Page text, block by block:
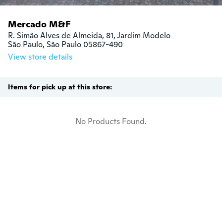
Mercado M&F
R. Simão Alves de Almeida, 81, Jardim Modelo
São Paulo, São Paulo 05867-490
View store details
Items for pick up at this store:
No Products Found.